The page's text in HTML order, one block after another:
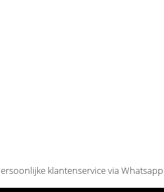
klantenservice via Whatsapp